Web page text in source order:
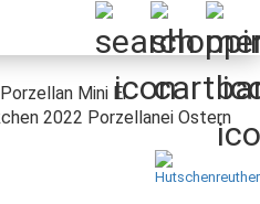
Mini Ei
2022 Porzellanei Ostern